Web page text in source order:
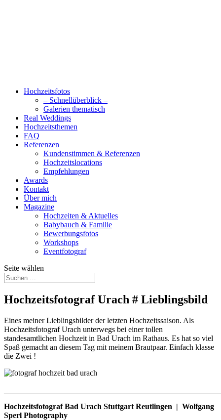
Hochzeitsfotos
– Schnellüberblick –
Galerien thematisch
Real Weddings
Hochzeitsthemen
FAQ
Referenzen
Kundenstimmen & Referenzen
Hochzeitslocations
Empfehlungen
Awards
Kontakt
Über mich
Magazine
Hochzeiten & Aktuelles
Babybauch & Familie
Bewerbungsfotos
Workshops
Eventfotograf
Seite wählen
Hochzeitsfotograf Urach # Lieblingsbild
Eines meiner Lieblingsbilder der letzten Hochzeitssaison. Als
Hochzeitsfotograf Urach unterwegs bei einer tollen
standesamtlichen Hochzeit in Bad Urach im Rathaus. Es hat so viel
Spaß gemacht an diesem Tag mit meinem Brautpaar. Einfach klasse
die Zwei !
Hochzeitsfotograf Bad Urach Stuttgart Reutlingen | Wolfgang
Sperl Photography